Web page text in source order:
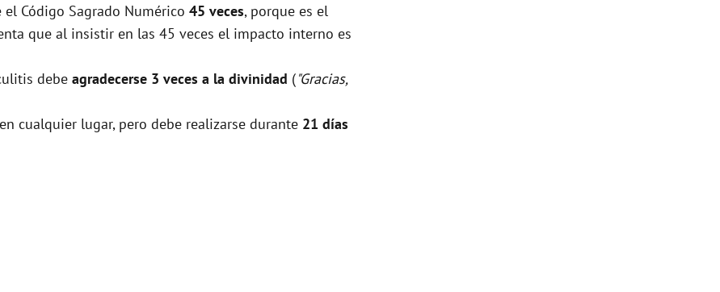
Código Sagrado Numérico 45 veces, porque es el
que al insistir en las 45 veces el impacto interno es
debe agradecerse 3 veces a la divinidad ("Gracias,
cualquier lugar, pero debe realizarse durante 21 días